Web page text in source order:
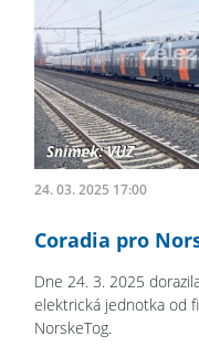
24. 03. 2025 17:00
Coradia pro
Dne 24. 3. 2025
elektrická jednotka od
NorskeTog.